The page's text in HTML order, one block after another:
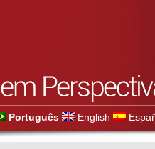
Português English